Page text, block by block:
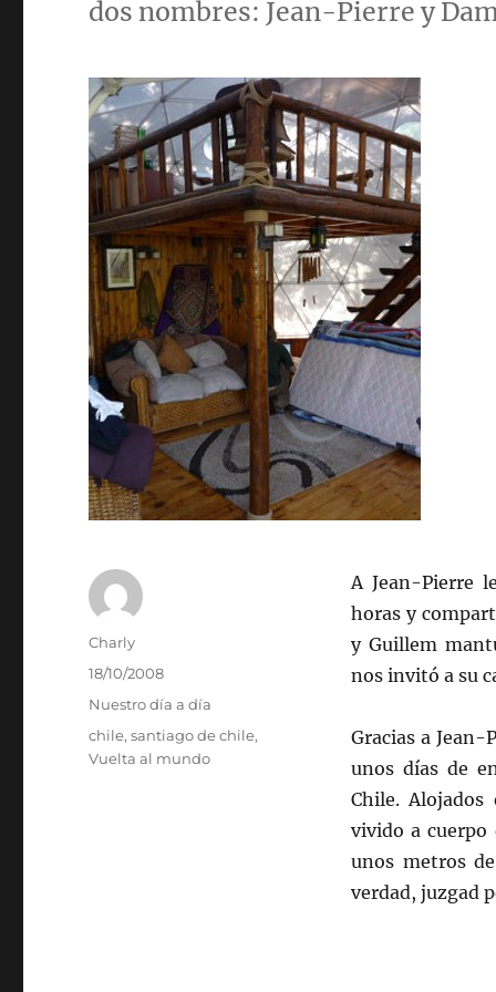
dos nombres: Jean-Pierre y
A Jean-Pierre
horas y
y Guillem
nos invitó a su
Gracias a
unos días de
Chile.
vivido a cuerpo
unos metros
verdad, juzgad
Autor
Charly
Publicado
18/10/2008
Categorías
Nuestro día a día
Etiquetas
chile,santiago de chile,
Vuelta al mundo